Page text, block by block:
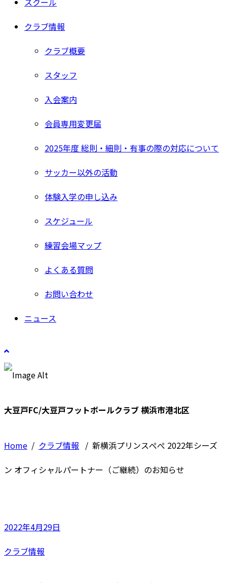
クラブ情報
クラブ概要
スタッフ
入会案内
会員専用変更届
2025年度 総則・細則・有事の際の対応について
サッカー以外の活動
体験入学の申し込み
スケジュール
練習会場マップ
よくある質問
お問い合わせ
ニュース
大豆戸FC/大豆戸フットボールクラブ 横浜市港北区
Home / クラブ情報 / 新横浜プリンスぺぺ 2022年シーズ
ン オフィシャルパートナー（ご継続）のお知らせ
2022年4月29日
クラブ情報